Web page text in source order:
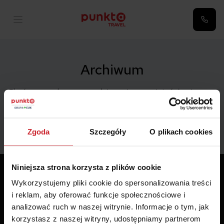
Zgoda Szczegóły O plikach cookies
Niniejsza strona korzysta z plików cookie
Wykorzystujemy pliki cookie do spersonalizowania treści
i reklam, aby oferować funkcje społecznościowe i
analizować ruch w naszej witrynie. Informacje o tym, jak
korzystasz z naszej witryny, udostępniamy partnerom
Archiwum
Choć sezon urlopowy w pełni, musimy pamiętać, że nie są
to wakacje od […]